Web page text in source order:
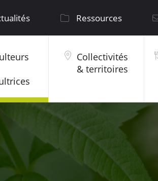
Ressources
Collectivités
& territoires